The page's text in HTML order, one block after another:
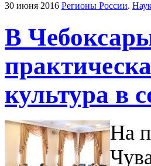
30 июня 2016 Регионы России.
В
культура в
На